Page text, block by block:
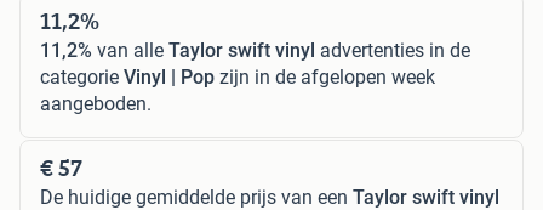
11,2%
11,2% van alle Taylor swift vinyl advertenties in de
categorie Vinyl | Pop zijn in de afgelopen week
aangeboden.
€ 57
De huidige gemiddelde prijs van een Taylor swift vinyl